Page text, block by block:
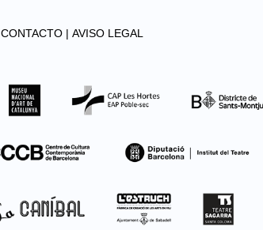
CONTACTO | AVISO LEGAL